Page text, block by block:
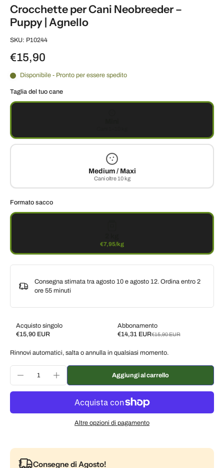
Crocchette per Cani Neobreeder –
Puppy | Agnello
SKU: P10244
€15,90
Disponibile - Pronto per essere spedito
Taglia del tuo cane
Medium / Maxi
Cani oltre 10 kg
Formato sacco
€7,95/kg
Consegna stimata tra agosto 10 e agosto 12. Ordina entro 2
ore 55 minuti
Acquisto singolo
€15,90 EUR
Abbonamento
€14,31 EUR€15,90 EUR
Subscribe and save
Consegna ogni 3 settimane, 7% di sconto
Consegna ogni mese, 5% di sconto
€15,11 EUR
Rinnovi automatici, salta o annulla in qualsiasi momento.
Aggiungi al carrello
Altre opzioni di pagamento
Consegne di Agosto!